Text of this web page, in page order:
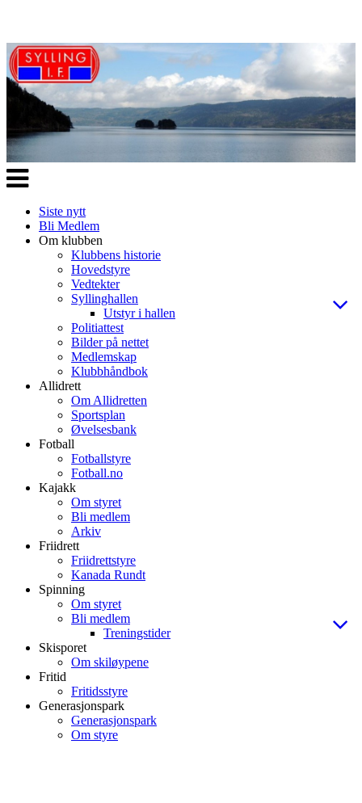
Veksle
navigasjon
Siste nytt
Bli Medlem
Om klubben
Klubbens historie
Hovedstyre
Vedtekter
Syllinghallen
Utstyr i hallen
Politiattest
Bilder på nettet
Medlemskap
Klubbhåndbok
Allidrett
Om Allidretten
Sportsplan
Øvelsesbank
Fotball
Fotballstyre
Fotball.no
Kajakk
Om styret
Bli medlem
Arkiv
Friidrett
Friidrettstyre
Kanada Rundt
Spinning
Om styret
Bli medlem
Treningstider
Skisporet
Om skiløypene
Fritid
Fritidsstyre
Generasjonspark
Generasjonspark
Om styre